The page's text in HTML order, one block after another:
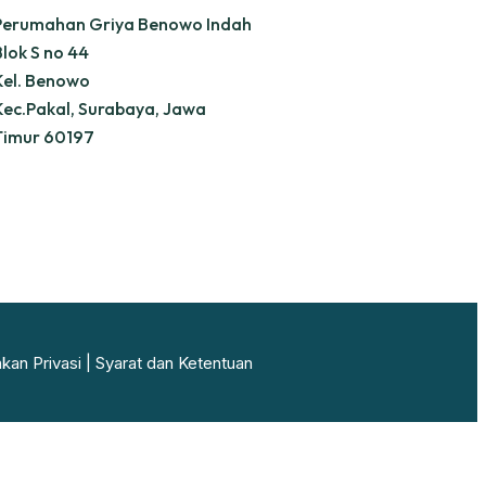
Griya Benowo Indah
S no 44
Benowo
Surabaya, Jawa
60197
Privasi Syarat dan Ketentuan